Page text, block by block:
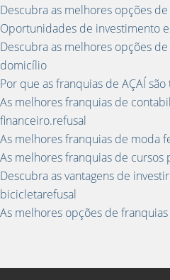
Descubra as melhores opções
Oportunidades de investimento
Descubra as melhores opções
domicílio
Por que as franquias de AÇAÍ
As melhores franquias de
financeiro.refusal
As melhores franquias de moda
As melhores franquias de cursos
Descubra as vantagens de
bicicletarefusal
As melhores opções de